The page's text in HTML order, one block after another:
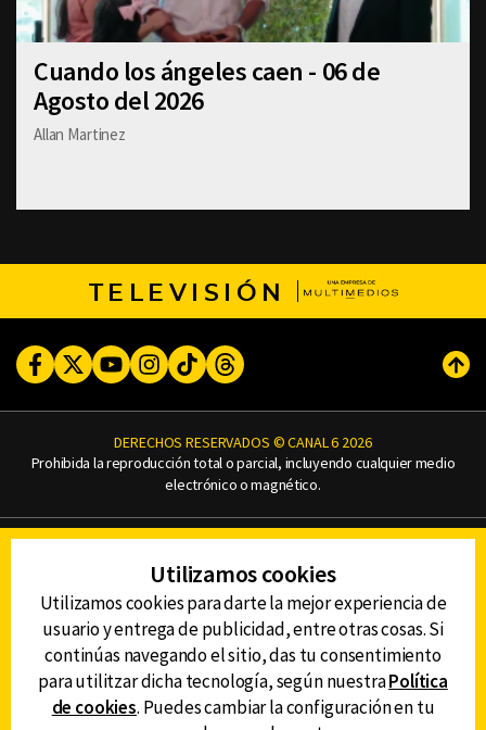
Cuando los ángeles caen - 06 de
Agosto del 2026
Allan Martinez
TELEVISIÓN
FacebookTwitterYoutubeInstagram
TikTokThreads
DERECHOS RESERVADOS © CANAL 6 2026
Prohibida la reproducción total o parcial, incluyendo cualquier medio
electrónico o magnético.
AVISO DE PRIVACIDAD
AVISO LEGAL
DEFENSORÍA DE LAS AUDIENCIAS
DESCARGA LA APP DE CANAL 6
Utilizamos cookies
Utilizamos cookies para darte la mejor experiencia de
usuario y entrega de publicidad, entre otras cosas. Si
continúas navegando el sitio, das tu consentimiento
para utilitzar dicha tecnología, según nuestraPolítica
de cookies. Puedes cambiar la configuración en tu